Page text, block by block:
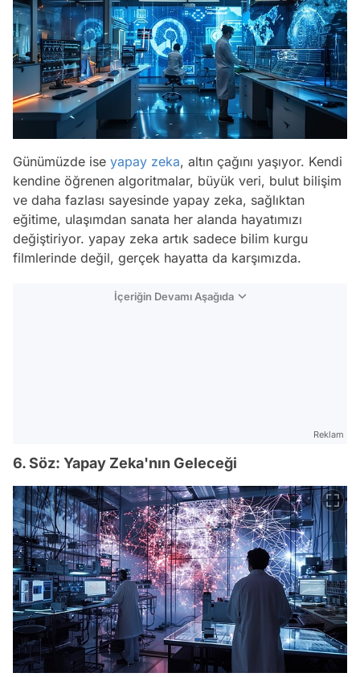
Günümüzde ise yapay zeka, altın çağını yaşıyor. Kendi
kendine öğrenen algoritmalar, büyük veri, bulut bilişim
ve daha fazlası sayesinde yapay zeka, sağlıktan
eğitime, ulaşımdan sanata her alanda hayatımızı
değiştiriyor. yapay zeka artık sadece bilim kurgu
filmlerinde değil, gerçek hayatta da karşımızda.
İçeriğin Devamı Aşağıda
Reklam
6. Söz: Yapay Zeka'nın Geleceği